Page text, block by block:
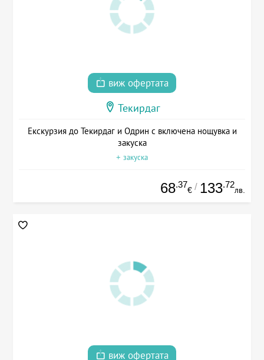
виж офертата
Текирдаг
Екскурзия до Текирдаг и Одрин с включена нощувка и
закуска
+ закуска
68.37
€ / 133.72
лв.
виж офертата